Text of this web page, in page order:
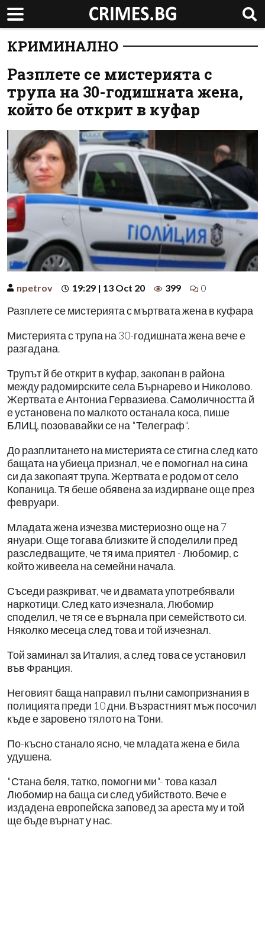
КРИМИНАЛНО
Разплете се мистерията с
трупа на 30-годишната жена,
който бе открит в куфар
npetrov 19:29 | 13 Oct 20 399 0
Разплете се мистерията с мъртвата жена в куфара
Мистерията с трупа на 30-годишната жена вече е
разгадана.
Трупът й бе открит в куфар, закопан в района
между радомирските села Бърнарево и Николово.
Жертвата е Антониа Гервазиева. Самоличността й
е установена по малкото останала коса, пише
БЛИЦ, позовавайки се на "Телеграф".
До разплитането на мистерията се стигна след като
бащата на убиеца признал, че е помогнал на сина
си да закопаят трупа. Жертвата е родом от село
Копаница. Тя беше обявена за издирване още през
февруари.
Младата жена изчезва мистериозно още на 7
януари. Още тогава близките й споделили пред
разследващите, че тя има приятел - Любомир, с
който живеела на семейни начала.
Съседи разкриват, че и двамата употребявали
наркотици. След като изчезнала, Любомир
споделил, че тя се е върнала при семейството си.
Няколко месеца след това и той изчезнал.
Той заминал за Италия, а след това се установил
във Франция.
Неговият баща направил пълни самопризнания в
полицията преди 10 дни. Възрастният мъж посочил
къде е заровено тялото на Тони.
По-късно станало ясно, че младата жена е била
удушена.
"Стана беля, татко, помогни ми"- това казал
Любомир на баща си след убийството. Вече е
издадена европейска заповед за ареста му и той
ще бъде върнат у нас.